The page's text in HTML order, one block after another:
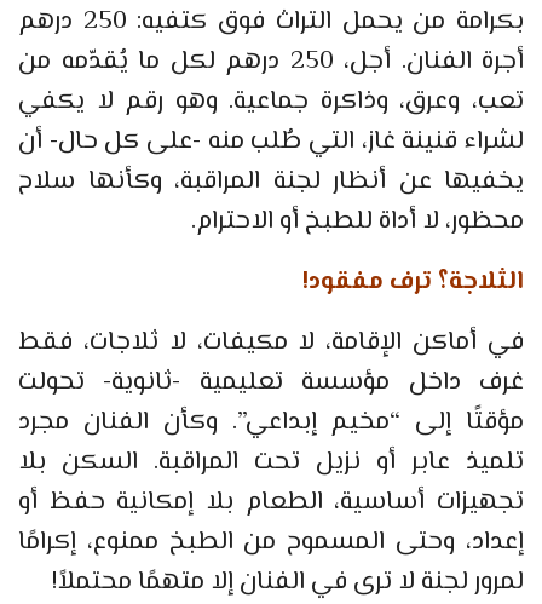
بكرامة من يحمل التراث فوق كتفيه: 250 درهم
أجرة الفنان. أجل، 250 درهم لكل ما يُقدّمه من
تعب، وعرق، وذاكرة جماعية. وهو رقم لا يكفي
لشراء قنينة غاز، التي طُلب منه -على كل حال- أن
يخفيها عن أنظار لجنة المراقبة، وكأنها سلاح
محظور، لا أداة للطبخ أو الاحترام.
الثلاجة؟ ترف مفقود!
في أماكن الإقامة، لا مكيفات، لا ثلاجات، فقط
غرف داخل مؤسسة تعليمية -ثانوية- تحولت
مؤقتًا إلى “مخيم إبداعي”. وكأن الفنان مجرد
تلميذ عابر أو نزيل تحت المراقبة. السكن بلا
تجهيزات أساسية، الطعام بلا إمكانية حفظ أو
إعداد، وحتى المسموح من الطبخ ممنوع، إكرامًا
لمرور لجنة لا ترى في الفنان إلا متهمًا محتملاً!